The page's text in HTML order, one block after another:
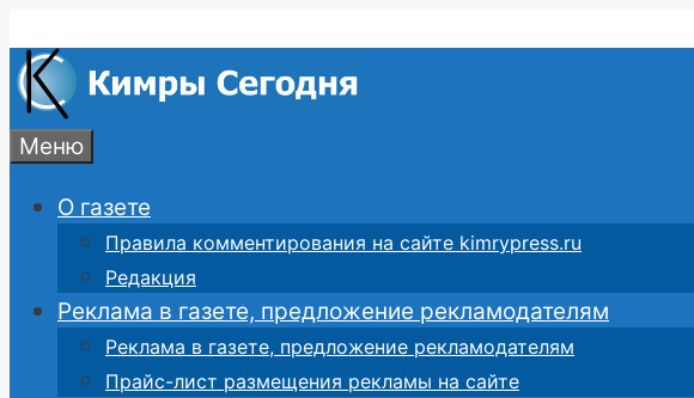
к
содержимому
Меню
О газете
Правила комментирования на сайте kimrypress.ru
Редакция
Реклама в газете, предложение рекламодателям
Реклама в газете, предложение рекламодателям
Прайс-лист размещения рекламы на сайте